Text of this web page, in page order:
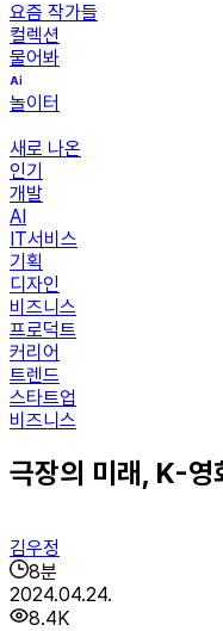
요즘 작가들
컬렉션
물어봐
놀이터
새로 나온
인기
개발
AI
IT서비스
기획
디자인
비즈니스
프로덕트
커리어
트렌드
스타트업
비즈니스
극장의 미래, K-영
김우정
8분
2024.04.24.
8.4K